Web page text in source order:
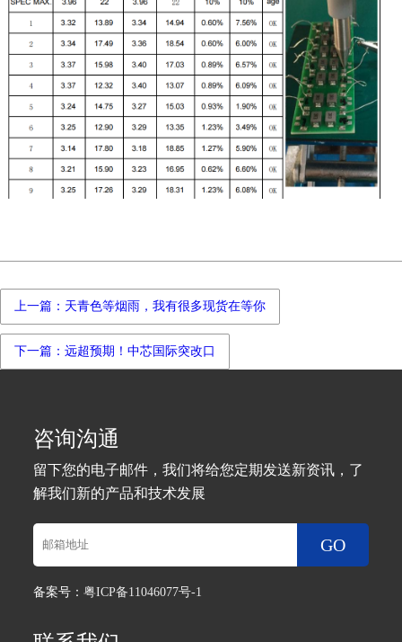
上一篇：天青色等烟雨，我有很多现货在等你
下一篇：远超预期！中芯国际突改口
咨询沟通
留下您的电子邮件，我们将给您定期发送新资讯，了
解我们新的产品和技术发展
GO
备案号：粤ICP备11046077号-1